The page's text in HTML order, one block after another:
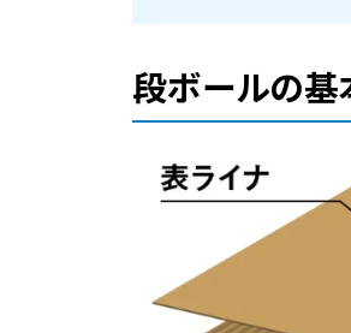
段ボールの基